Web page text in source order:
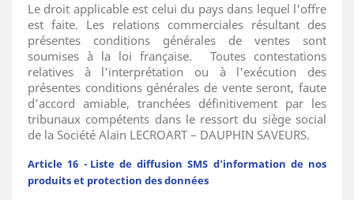
Le droit applicable est celui du pays dans lequel l'offre
est faite. Les relations commerciales résultant des
présentes conditions générales de ventes sont
soumises à la loi française. Toutes contestations
relatives à l'interprétation ou à l'exécution des
présentes conditions générales de vente seront, faute
d'accord amiable, tranchées définitivement par les
tribunaux compétents dans le ressort du siège social
de la Société Alain LECROART – DAUPHIN SAVEURS.
Article 16 - Liste de diffusion SMS d'information de nos
produits et protection des données